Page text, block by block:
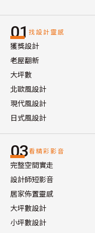
01 找設計靈感
獲獎設計
老屋翻新
大坪數
北歐風設計
現代風設計
日式風設計
03看精彩影音
完整空間實走
設計師短影音
居家佈置靈感
大坪數設計
小坪數設計